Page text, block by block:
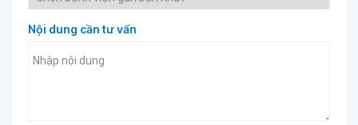
Nội dung cần tư vấn